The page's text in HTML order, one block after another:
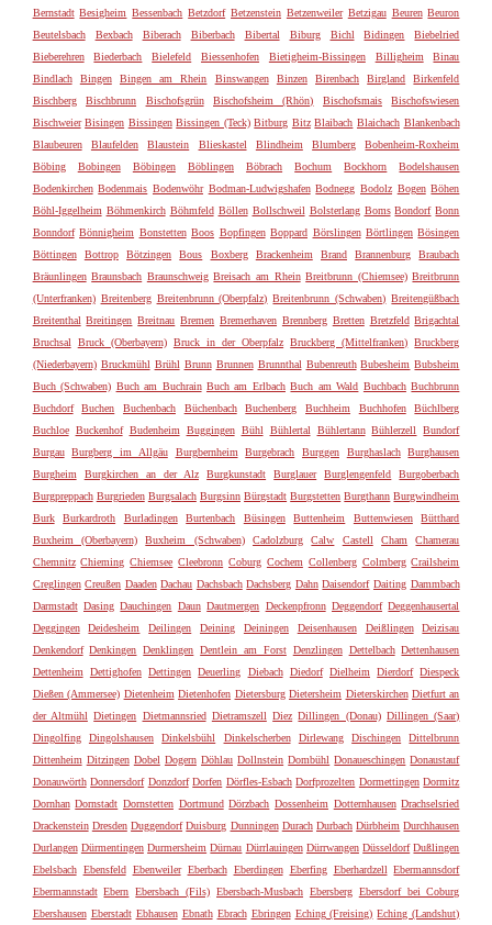
Bernstadt Besigheim Bessenbach Betzdorf Betzenstein Betzenweiler Betzigau Beuren Beuron
Beutelsbach
Bexbach Biberach Biberbach Bibertal Biburg Bichl Bidingen
Biebelried
Bieberehren
Biederbach Bielefeld Biessenhofen Bietigheim-Bissingen Billigheim
Binau
Bindlach
Bingen Bingen am Rhein Binswangen Binzen Birenbach Birgland
Birkenfeld
Bischberg
Bischbrunn Bischofsgrün Bischofsheim (Rhön) Bischofsmais
Bischofswiesen
Bischweier Bisingen Bissingen Bissingen (Teck) Bitburg Bitz Blaibach Blaichach Blankenbach
Blaubeuren
Blaufelden Blaustein Blieskastel Blindheim Blumberg
Bobenheim-Roxheim
Böbing
Bobingen Böbingen Böblingen Böbrach Bochum Bockhorn
Bodelshausen
Bodenkirchen Bodenmais Bodenwöhr Bodman-Ludwigshafen Bodnegg Bodolz Bogen Böhen
Böhl-Iggelheim Böhmenkirch Böhmfeld Böllen Bollschweil Bolsterlang Boms Bondorf Bonn
Bonndorf Bönnigheim Bonstetten Boos Bopfingen Boppard Börslingen Börtlingen Bösingen
Böttingen
Bottrop Bötzingen Bous Boxberg Brackenheim Brand Brannenburg
Braubach
Bräunlingen Braunsbach Braunschweig Breisach am Rhein Breitbrunn (Chiemsee) Breitbrunn
(Unterfranken) Breitenberg Breitenbrunn (Oberpfalz) Breitenbrunn (Schwaben) Breitengüßbach
Breitenthal Breitingen Breitnau Bremen Bremerhaven Brennberg Bretten Bretzfeld Brigachtal
Bruchsal
Bruck (Oberbayern) Bruck in der Oberpfalz Bruckberg (Mittelfranken) Bruckberg
(Niederbayern) Bruckmühl Brühl Brunn Brunnen Brunnthal Bubenreuth Bubesheim Bubsheim
Buch (Schwaben) Buch am Buchrain Buch am Erlbach Buch am Wald Buchbach Buchbrunn
Buchdorf
Buchen Buchenbach Büchenbach Buchenberg Buchheim Buchhofen
Büchlberg
Buchloe Buckenhof Budenheim Buggingen Bühl Bühlertal Bühlertann Bühlerzell
Bundorf
Burgau
Burgberg im Allgäu Burgbernheim Burgebrach Burggen Burghaslach
Burghausen
Burgheim
Burgkirchen an der Alz Burgkunstadt Burglauer Burglengenfeld
Burgoberbach
Burgpreppach Burgrieden Burgsalach Burgsinn Bürgstadt Burgstetten Burgthann Burgwindheim
Burk
Burkardroth Burladingen Burtenbach Büsingen Buttenheim Buttenwiesen
Bütthard
Buxheim (Oberbayern)
Buxheim (Schwaben) Cadolzburg Calw Castell Cham
Chamerau
Chemnitz Chieming Chiemsee Cleebronn Coburg Cochem Collenberg Colmberg Crailsheim
Creglingen Creußen Daaden Dachau Dachsbach Dachsberg Dahn Daisendorf Daiting Dammbach
Darmstadt Dasing Dauchingen Daun Dautmergen Deckenpfronn Deggendorf Deggenhausertal
Deggingen
Deidesheim Deilingen Deining Deiningen Deisenhausen Deißlingen
Deizisau
Denkendorf Denkingen Denklingen Dentlein am Forst Denzlingen Dettelbach Dettenhausen
Dettenheim
Dettighofen Dettingen Deuerling Diebach Diedorf Dielheim Dierdorf Diespeck
Dießen (Ammersee) Dietenheim Dietenhofen Dietersburg Dietersheim Dieterskirchen Dietfurt an
der Altmühl Dietingen Dietmannsried Dietramszell Diez Dillingen (Donau) Dillingen (Saar)
Dingolfing
Dingolshausen Dinkelsbühl Dinkelscherben Dirlewang Dischingen
Dittelbrunn
Dittenheim Ditzingen Dobel Dogern Döhlau Dollnstein Dombühl Donaueschingen Donaustauf
Donauwörth Donnersdorf Donzdorf Dorfen Dörfles-Esbach Dorfprozelten Dormettingen Dormitz
Dornhan Dornstadt Dornstetten Dortmund Dörzbach Dossenheim Dotternhausen Drachselsried
Drackenstein Dresden Duggendorf Duisburg Dunningen Durach Durbach Dürbheim Durchhausen
Durlangen Dürmentingen Durmersheim Dürnau Dürrlauingen Dürrwangen Düsseldorf Dußlingen
Ebelsbach Ebensfeld Ebenweiler Eberbach Eberdingen Eberfing Eberhardzell Ebermannsdorf
Ebermannstadt Ebern Ebersbach (Fils) Ebersbach-Musbach Ebersberg Ebersdorf bei Coburg
Ebershausen Eberstadt Ebhausen Ebnath Ebrach Ebringen Eching (Freising) Eching (Landshut)